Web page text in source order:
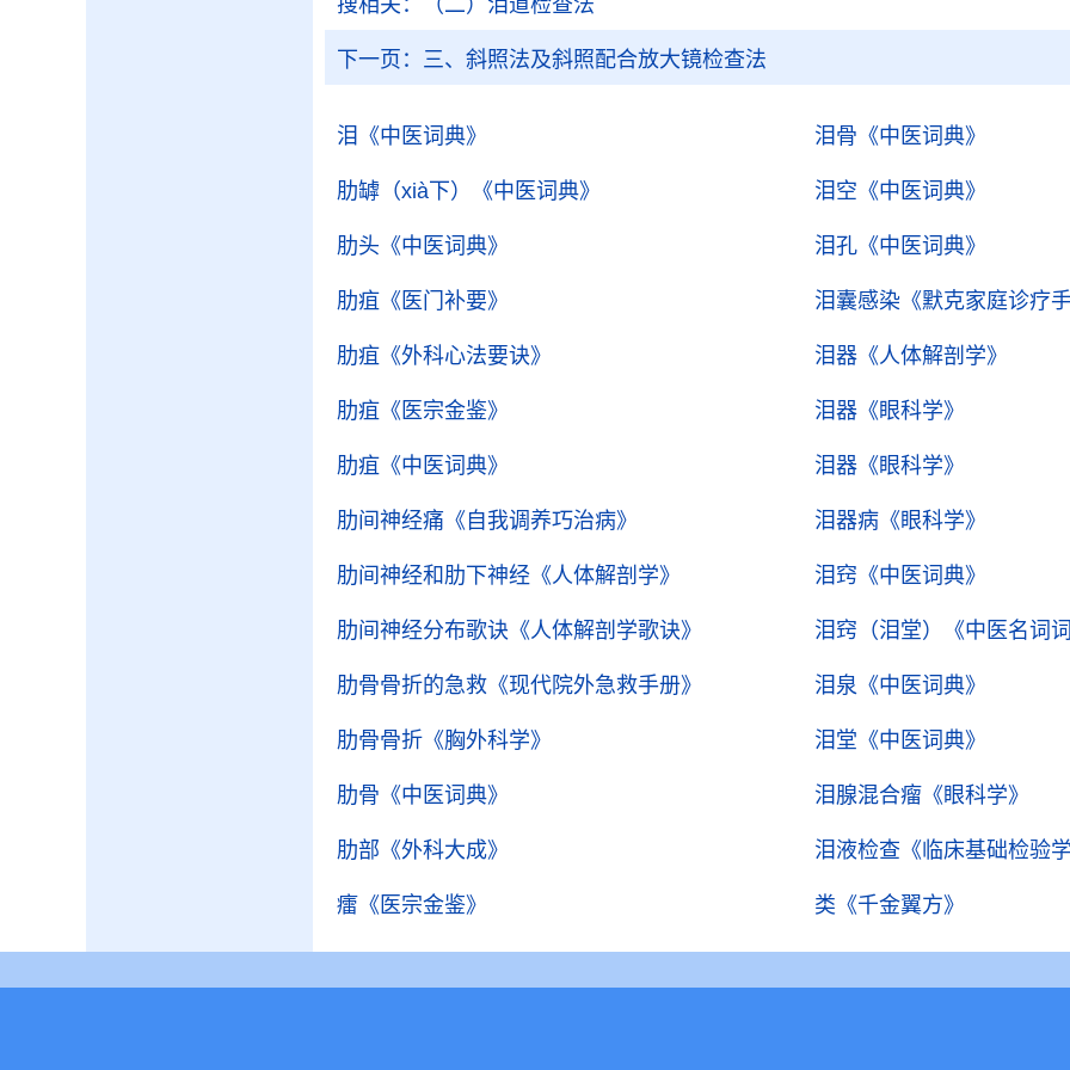
搜相关： （二）泪道检查法
下一页： 三、斜照法及斜照配合放大镜检查法
泪 《中医词典》 泪骨 《中医词典》
肋罅（xià下） 《中医词典》 泪空 《中医词典》
肋头 《中医词典》 泪孔 《中医词典》
肋疽 《医门补要》 泪囊感染 《默克家庭诊疗
肋疽 《外科心法要诀》 泪器 《人体解剖学》
肋疽 《医宗金鉴》 泪器 《眼科学》
肋疽 《中医词典》 泪器 《眼科学》
肋间神经痛 《自我调养巧治病》 泪器病 《眼科学》
肋间神经和肋下神经 《人体解剖学》 泪窍 《中医词典》
肋间神经分布歌诀 《人体解剖学歌诀》 泪窍（泪堂） 《中医名词
肋骨骨折的急救 《现代院外急救手册》 泪泉 《中医词典》
肋骨骨折 《胸外科学》 泪堂 《中医词典》
肋骨 《中医词典》 泪腺混合瘤 《眼科学》
肋部 《外科大成》 泪液检查 《临床基础检验
癗 《医宗金鉴》 类 《千金翼方》